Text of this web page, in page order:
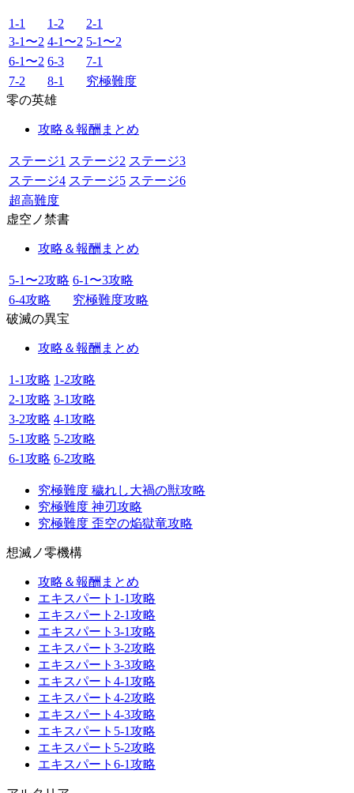
1-1 1-2
2-1
3-1〜2 4-1〜2 5-1〜2
6-1〜2 6-3
7-1
7-2
8-1
究極難度
零の英雄
攻略＆報酬まとめ
ステージ1 ステージ2 ステージ3
ステージ4 ステージ5 ステージ6
超高難度
虚空ノ禁書
攻略＆報酬まとめ
5-1〜2攻略 6-1〜3攻略
6-4攻略
究極難度攻略
破滅の異宝
攻略＆報酬まとめ
1-1攻略 1-2攻略
2-1攻略 3-1攻略
3-2攻略 4-1攻略
5-1攻略 5-2攻略
6-1攻略 6-2攻略
究極難度 穢れし大禍の獣攻略
究極難度 神刃攻略
究極難度 歪空の焔獄竜攻略
想滅ノ零機構
攻略＆報酬まとめ
エキスパート1-1攻略
エキスパート2-1攻略
エキスパート3-1攻略
エキスパート3-2攻略
エキスパート3-3攻略
エキスパート4-1攻略
エキスパート4-2攻略
エキスパート4-3攻略
エキスパート5-1攻略
エキスパート5-2攻略
エキスパート6-1攻略